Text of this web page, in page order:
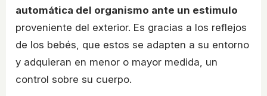
automática del organismo ante un estimulo
proveniente del exterior. Es gracias a los reflejos
de los bebés, que estos se adapten a su entorno
y adquieran en menor o mayor medida, un
control sobre su cuerpo.